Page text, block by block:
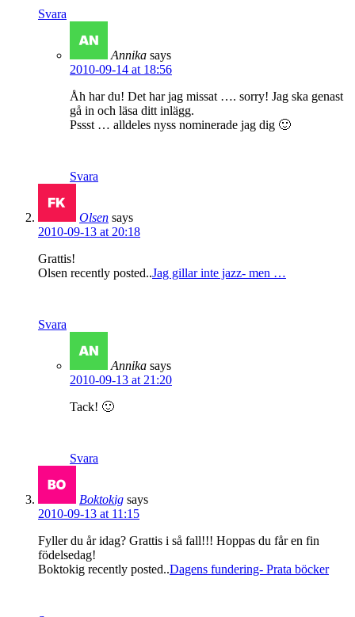
Svara
Annika says
2010-09-14 at 18:56
Åh har du! Det har jag missat …. sorry! Jag ska genast
gå in och läsa ditt inlägg.
Pssst … alldeles nyss nominerade jag dig 🙂
Svara
Olsen says
2010-09-13 at 20:18
Grattis!
Olsen recently posted..Jag gillar inte jazz- men …
Svara
Annika says
2010-09-13 at 21:20
Tack! 🙂
Svara
Boktokig says
2010-09-13 at 11:15
Fyller du år idag? Grattis i så fall!!! Hoppas du får en fin
födelsedag!
Boktokig recently posted..Dagens fundering- Prata böcker